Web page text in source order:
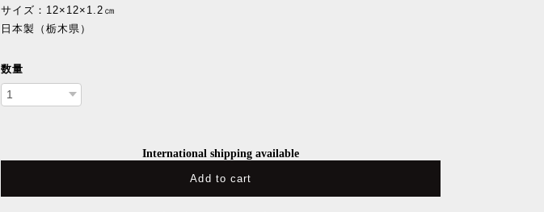
サイズ：12×12×1.2㎝
日本製（栃木県）
数量
International shipping available
Add to cart